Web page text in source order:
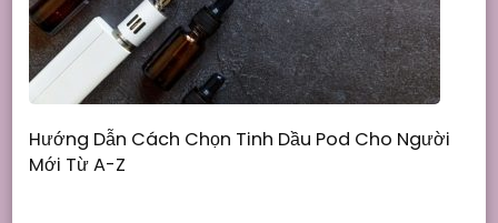
Hướng Dẫn Cách Chọn Tinh Dầu Pod Cho Người
Mới Từ A-Z